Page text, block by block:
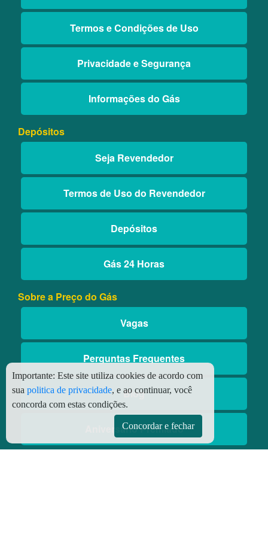
Termos e Condições de Uso
Privacidade e Segurança
Informações do Gás
Depósitos
Seja Revendedor
Termos de Uso do Revendedor
Depósitos
Gás 24 Horas
Sobre a Preço do Gás
Vagas
Perguntas Frequentes
Blog
Aniversário Premiado
Importante: Este site utiliza cookies de acordo com
sua politica de privacidade, e ao continuar, você
concorda com estas condições.
Concordar e fechar